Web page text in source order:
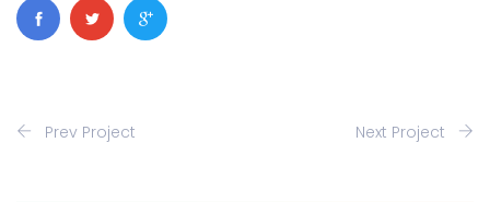
Prev Project Next Project